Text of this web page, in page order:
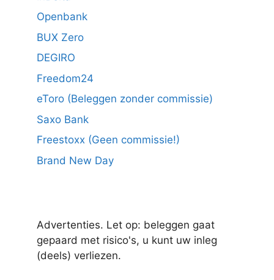
Openbank
BUX Zero
DEGIRO
Freedom24
eToro (Beleggen zonder commissie)
Saxo Bank
Freestoxx (Geen commissie!)
Brand New Day
Advertenties. Let op: beleggen gaat
gepaard met risico's, u kunt uw inleg
(deels) verliezen.